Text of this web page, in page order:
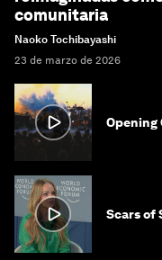
comunitaria
Naoko Tochibayashi
23 de marzo de 2026
Opening
Scars of